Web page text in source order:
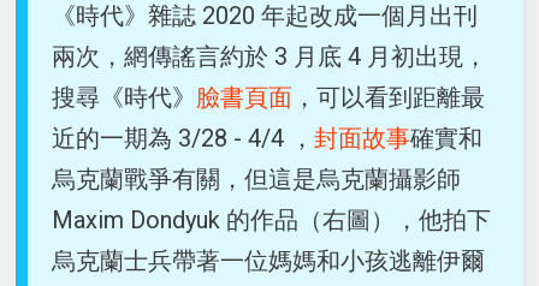
《時代》雜誌 2020 年起改成一個月出刊
兩次，網傳謠言約於 3 月底 4 月初出現，
搜尋《時代》 臉書頁面 ，可以看到距離最
近的一期為 3/28 - 4/4 ，封面故事確實和
烏克蘭戰爭有關，但這是烏克蘭攝影師
Maxim Dondyuk 的作品（右圖），他拍下
烏克蘭士兵帶著一位媽媽和小孩逃離伊爾